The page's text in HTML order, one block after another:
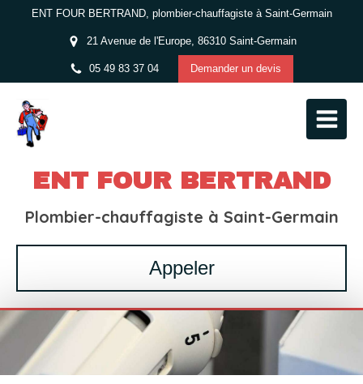
ENT FOUR BERTRAND, plombier-chauffagiste à Saint-Germain
21 Avenue de l'Europe, 86310 Saint-Germain
05 49 83 37 04 Demander un devis
ENT FOUR BERTRAND
Plombier-chauffagiste à Saint-Germain
Appeler